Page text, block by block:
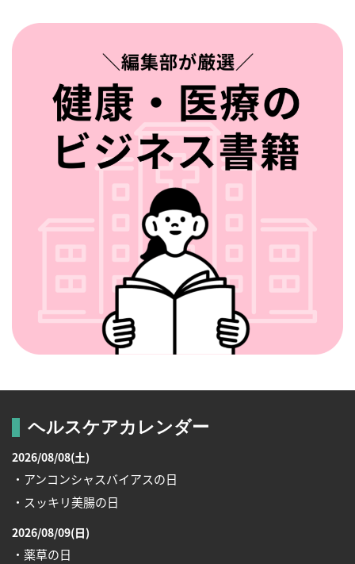
ヘルスケアカレンダー
2026/08/08(土)
・アンコンシャスバイアスの日
・スッキリ美腸の日
2026/08/09(日)
・薬草の日